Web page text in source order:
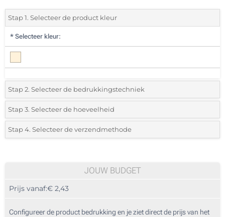
Stap 1. Selecteer de product kleur
* Selecteer kleur:
Stap 2. Selecteer de bedrukkingstechniek
*Selecteer de bedrukking en kleuren van het logo:
1 Kleur (Aan een kant)
3 Kleuren (Aan een kant)
Stap 3. Selecteer de hoeveelheid
*Selecteer uit de lijst of voeg het gewenste aantal in
50
Stap 4. Selecteer de verzendmethode
JOUW BUDGET
Prijs vanaf:€ 2,43
Configureer de product bedrukking en je ziet direct de prijs van het